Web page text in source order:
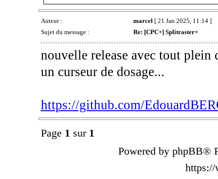
Auteur : marcel[ 21 Jan 2025, 11:14 ]
Sujet du message :
Re: [CPC+] Splitraster+
nouvelle release avec tout plein
un curseur de dosage...
https://github.com/
Page 1 sur 1
Powered by phpBB®
https://